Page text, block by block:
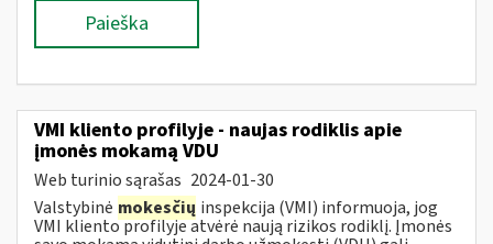
Paieška
VMI kliento profilyje - naujas rodiklis apie
įmonės mokamą VDU
Web turinio sąrašas 2024-01-30
Valstybinė mokesčių inspekcija (VMI) informuoja, jog
VMI kliento profilyje atvėrė naują rizikos rodiklį. Įmonės